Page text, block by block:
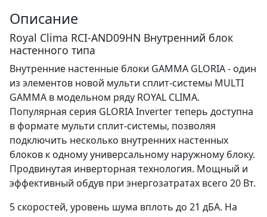
Описание
Royal Clima RCI-AND09HN Внутренний блок
настенного типа
Внутренние настенные блоки GAMMA GLORIA - один
из элементов новой мульти сплит-системы MULTI
GAMMA в модельном ряду ROYAL CLIMA.
Популярная серия GLORIA Inverter теперь доступна
в формате мульти сплит-системы, позволяя
подключить несколько внутренних настенных
блоков к одному универсальному наружному блоку.
Продвинутая инверторная технология. Мощный и
эффективный обдув при энергозатратах всего 20 Вт.
5 скоростей, уровень шума вплоть до 21 дБА. На